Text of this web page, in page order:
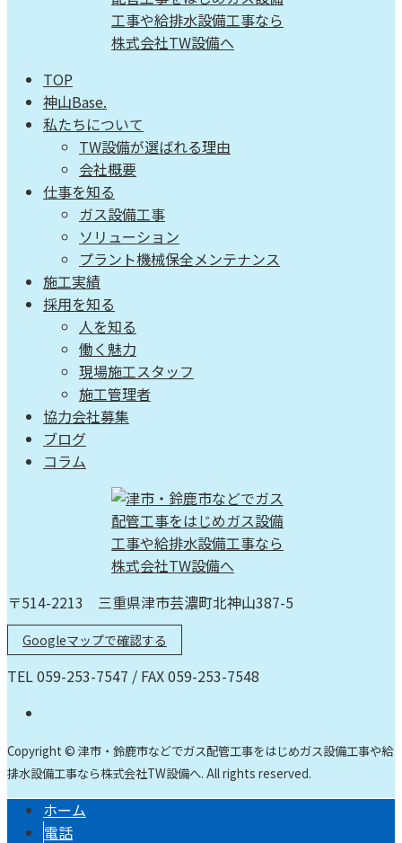
TOP
神山Base.
私たちについて
TW設備が選ばれる理由
会社概要
仕事を知る
ガス設備工事
ソリューション
プラント機械保全メンテナンス
施工実績
採用を知る
人を知る
働く魅力
現場施工スタッフ
施工管理者
協力会社募集
ブログ
コラム
〒514-2213 三重県津市芸濃町北神山387-5
Googleマップで確認する
TEL 059-253-7547 / FAX 059-253-7548
Copyright © 津市・鈴鹿市などでガス配管工事をはじめガス設備工事や給
排水設備工事なら株式会社TW設備へ. All rights reserved.
ホーム
電話